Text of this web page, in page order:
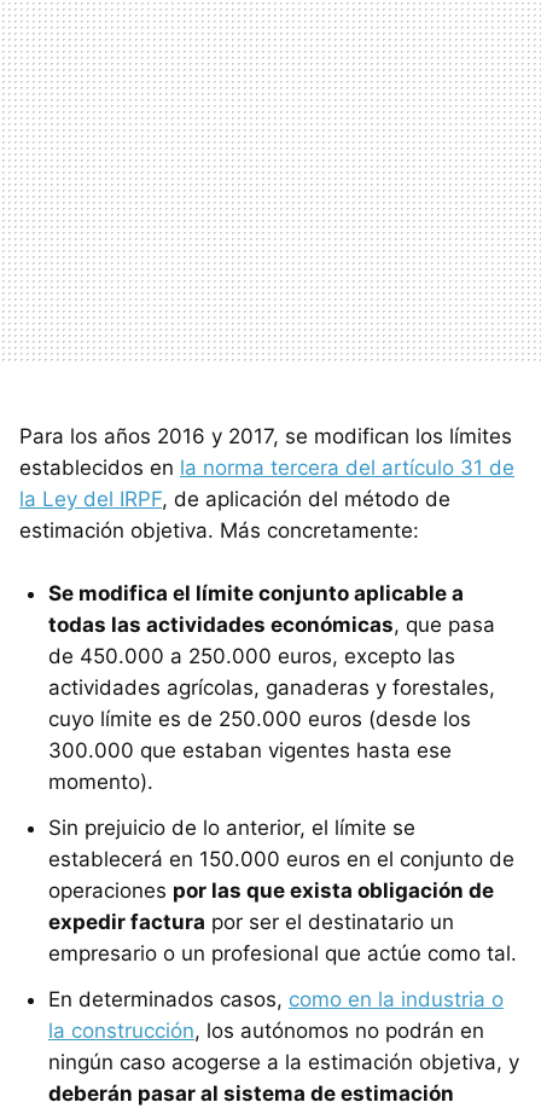
Para los años 2016 y 2017, se modifican los límites
establecidos en la norma tercera del artículo 31 de
la Ley del IRPF, de aplicación del método de
estimación objetiva. Más concretamente:
Se modifica el límite conjunto aplicable a
todas las actividades económicas, que pasa
de 450.000 a 250.000 euros, excepto las
actividades agrícolas, ganaderas y forestales,
cuyo límite es de 250.000 euros (desde los
300.000 que estaban vigentes hasta ese
momento).
Sin prejuicio de lo anterior, el límite se
establecerá en 150.000 euros en el conjunto de
operaciones por las que exista obligación de
expedir factura por ser el destinatario un
empresario o un profesional que actúe como tal.
En determinados casos, como en la industria o
la construcción, los autónomos no podrán en
ningún caso acogerse a la estimación objetiva, y
deberán pasar al sistema de estimación